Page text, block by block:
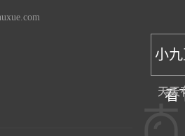
小
看
天天